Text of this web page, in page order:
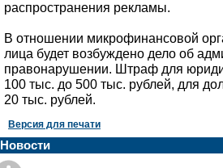
распространения рекламы.
В отношении микрофинансовой
лица будет возбуждено дело об
правонарушении. Штраф для
100 тыс. до 500 тыс. рублей, для
20 тыс. рублей.
Версия для печати
Новости